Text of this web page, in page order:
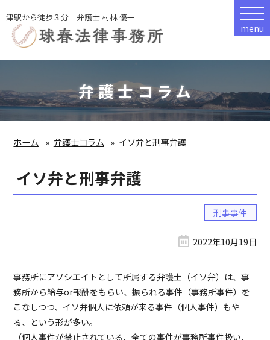
津駅から徒歩３分 弁護士 村林 優一
menu
弁護士コラム
ホーム 弁護士コラム イソ弁と刑事弁護
イソ弁と刑事弁護
刑事事件
2022年10月19日
事務所にアソシエイトとして所属する弁護士（イソ弁）は、事
務所から給与or報酬をもらい、振られる事件（事務所事件）を
こなしつつ、イソ弁個人に依頼が来る事件（個人事件）もや
る、という形が多い。
（個人事件が禁止されている、全ての事件が事務所事件扱い、